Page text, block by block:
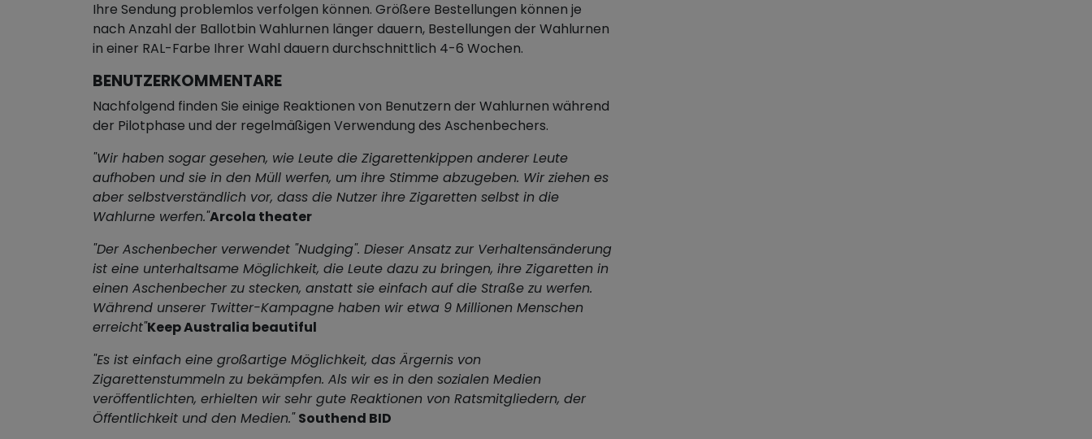
Ihre Sendung problemlos verfolgen können. Größere Bestellungen können je
nach Anzahl der Ballotbin Wahlurnen länger dauern, Bestellungen der Wahlurnen
in einer RAL-Farbe Ihrer Wahl dauern durchschnittlich 4-6 Wochen.
BENUTZERKOMMENTARE
Nachfolgend finden Sie einige Reaktionen von Benutzern der Wahlurnen während
der Pilotphase und der regelmäßigen Verwendung des Aschenbechers.
"Wir haben sogar gesehen, wie Leute die Zigarettenkippen anderer Leute
aufhoben und sie in den Müll werfen, um ihre Stimme abzugeben. Wir ziehen es
aber selbstverständlich vor, dass die Nutzer ihre Zigaretten selbst in die
Wahlurne werfen."Arcola theater
"Der Aschenbecher verwendet "Nudging". Dieser Ansatz zur Verhaltensänderung
ist eine unterhaltsame Möglichkeit, die Leute dazu zu bringen, ihre Zigaretten in
einen Aschenbecher zu stecken, anstatt sie einfach auf die Straße zu werfen.
Während unserer Twitter-Kampagne haben wir etwa 9 Millionen Menschen
erreicht"Keep Australia beautiful
"Es ist einfach eine großartige Möglichkeit, das Ärgernis von
Zigarettenstummeln zu bekämpfen. Als wir es in den sozialen Medien
veröffentlichten, erhielten wir sehr gute Reaktionen von Ratsmitgliedern, der
Öffentlichkeit und den Medien." Southend BID